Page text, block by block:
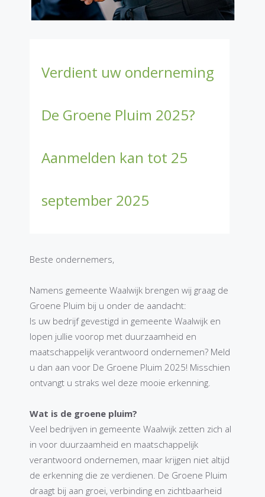
Verdient uw onderneming
De Groene Pluim 2025?
Aanmelden kan tot 25
september 2025
Beste ondernemers,
Namens gemeente Waalwijk brengen wij graag de
Groene Pluim bij u onder de aandacht:
Is uw bedrijf gevestigd in gemeente Waalwijk en
lopen jullie voorop met duurzaamheid en
maatschappelijk verantwoord ondernemen? Meld
u dan aan voor De Groene Pluim 2025! Misschien
ontvangt u straks wel deze mooie erkenning.
Wat is de groene pluim?
Veel bedrijven in gemeente Waalwijk zetten zich al
in voor duurzaamheid en maatschappelijk
verantwoord ondernemen, maar krijgen niet altijd
de erkenning die ze verdienen. De Groene Pluim
draagt bij aan groei, verbinding en zichtbaarheid